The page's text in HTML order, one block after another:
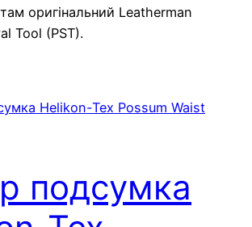
оригінальний Leatherman
Tool (PST).
подсумка